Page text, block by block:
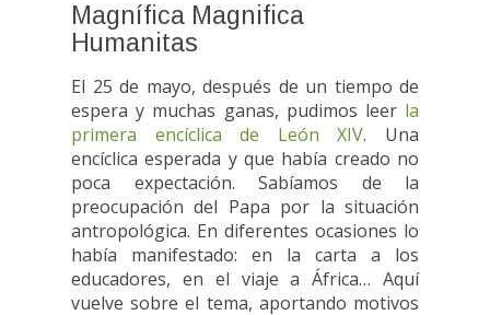
Magnífica Magnifica
Humanitas
El 25 de mayo, después de un tiempo de
espera y muchas ganas, pudimos leer la
primera encíclica de León XIV. Una
encíclica esperada y que había creado no
poca expectación. Sabíamos de la
preocupación del Papa por la situación
antropológica. En diferentes ocasiones lo
había manifestado: en la carta a los
educadores, en el viaje a África… Aquí
vuelve sobre el tema, aportando motivos